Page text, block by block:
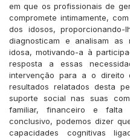
em que os profissionais de
compromete intimamente,
dos idosos,
diagnosticam e analisam as
idosa, motivando-a à
resposta a essas
intervenção para a o direito
resultados relatados desta
suporte social nas suas
familiar, financeiro e falta
conclusivo, podemos dizer
capacidades cognitivas